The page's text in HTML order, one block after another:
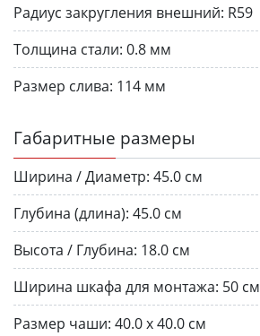
Радиус закругления внешний: R59
Толщина стали: 0.8 мм
Размер слива: 114 мм
Габаритные размеры
Ширина / Диаметр: 45.0 см
Глубина (длина): 45.0 см
Высота / Глубина: 18.0 см
Ширина шкафа для монтажа: 50 см
Размер чаши: 40.0 х 40.0 см